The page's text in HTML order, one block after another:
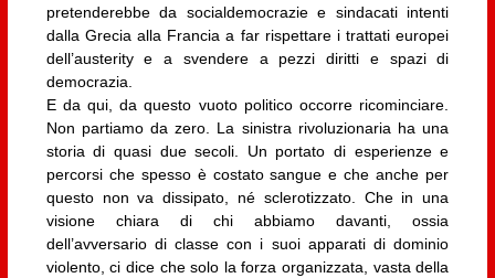
pretenderebbe da socialdemocrazie e sindacati intenti
dalla Grecia alla Francia a far rispettare i trattati europei
dell’austerity e a svendere a pezzi diritti e spazi di
democrazia.
E da qui, da questo vuoto politico occorre ricominciare.
Non partiamo da zero. La sinistra rivoluzionaria ha una
storia di quasi due secoli. Un portato di esperienze e
percorsi che spesso è costato sangue e che anche per
questo non va dissipato, né sclerotizzato. Che in una
visione chiara di chi abbiamo davanti, ossia
dell’avversario di classe con i suoi apparati di dominio
violento, ci dice che solo la forza organizzata, vasta della